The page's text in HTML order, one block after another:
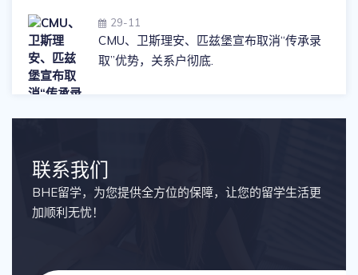
29-11
CMU、卫斯理安、匹兹堡宣布取消“传承录
取”优势，关系户彻底.
联系我们
BHE留学，为您提供全方位的保障，让您的留学生活更
加顺利无忧！